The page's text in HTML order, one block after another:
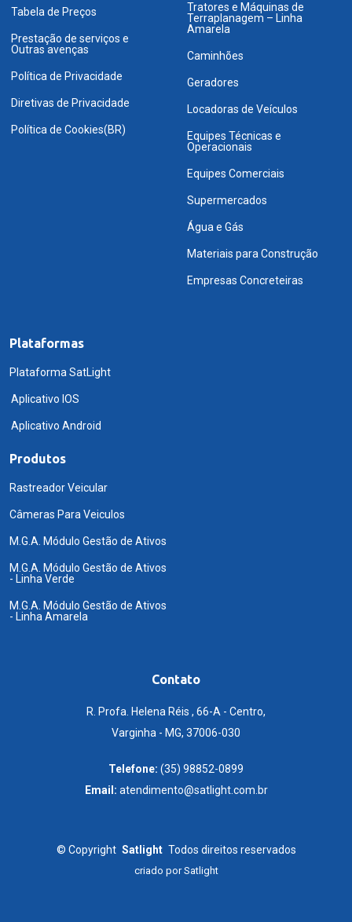
Tabela de Preços
Prestação de serviços e
Outras avenças
Política de Privacidade
Diretivas de Privacidade
Política de Cookies(BR)
Tratores e Máquinas de
Terraplanagem – Linha
Amarela
Caminhões
Geradores
Locadoras de Veículos
Equipes Técnicas e
Operacionais
Equipes Comerciais
Supermercados
Água e Gás
Materiais para Construção
Empresas Concreteiras
Plataformas
Plataforma SatLight
Aplicativo IOS
Aplicativo Android
Produtos
Rastreador Veicular
Câmeras Para Veiculos
M.G.A. Módulo Gestão de Ativos
M.G.A. Módulo Gestão de Ativos
- Linha Verde
M.G.A. Módulo Gestão de Ativos
- Linha Amarela
Contato
R. Profa. Helena Réis , 66-A - Centro,
Varginha - MG, 37006-030
Telefone: (35) 98852-0899
Email: atendimento@satlight.com.br
© Copyright Satlight Todos direitos reservados
criado porSatlight